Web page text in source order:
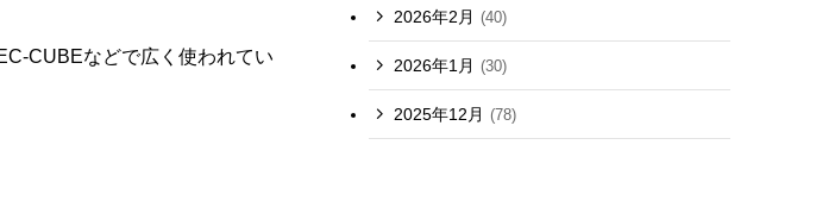
CUBEなどで広く使われてい
2026年2月 (40)
2026年1月 (30)
2025年12月 (78)